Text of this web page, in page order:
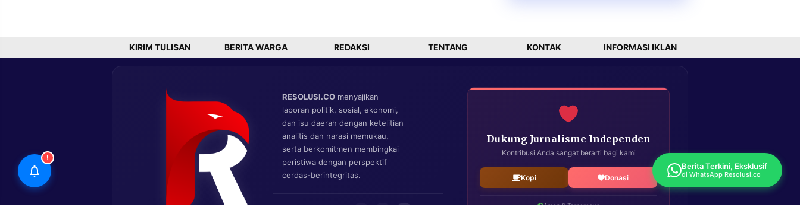
KIRIM TULISAN BERITA WARGA REDAKSI TENTANG KONTAK INFORMASI IKLAN
RESOLUSI.CO menyajikan
laporan politik, sosial, ekonomi,
dan isu daerah dengan ketelitian
analitis dan narasi memukau,
serta berkomitmen membingkai
peristiwa dengan perspektif
cerdas-berintegritas.
Dukung Jurnalisme Independen
Kontribusi Anda sangat berarti bagi kami
Kopi Donasi
Aman & Terpercaya
!
Berita Terkini, Eksklusif
di WhatsApp Resolusi.co